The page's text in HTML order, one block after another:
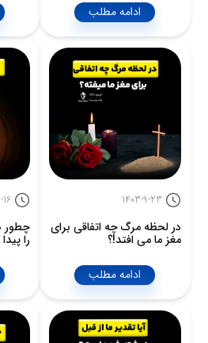
ادامه مطلب
1403-9-23
در لحظه مرگ چه اتفاقی برای
مغز ما می افتد!؟
ادامه مطلب
چطور
را